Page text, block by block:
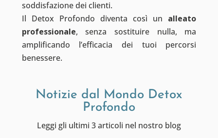
soddisfazione dei clienti.
Il Detox Profondo diventa così un alleato
professionale, senza sostituire nulla, ma
amplificando l’efficacia dei tuoi percorsi
benessere.
Notizie dal Mondo Detox
Profondo
Leggi gli ultimi 3 articoli nel nostro blog